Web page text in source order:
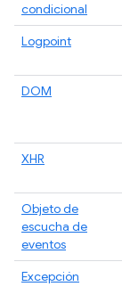
condicional
Logpoint
DOM
XHR
Objeto de
escucha de
eventos
Excepción